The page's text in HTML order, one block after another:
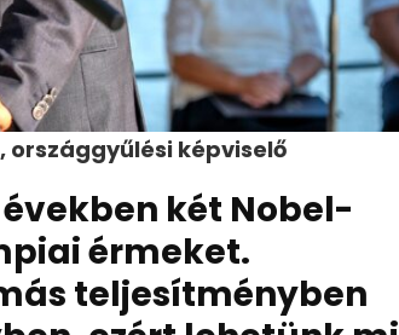
képviselő
két Nobel-
érmeket.
teljesítményben